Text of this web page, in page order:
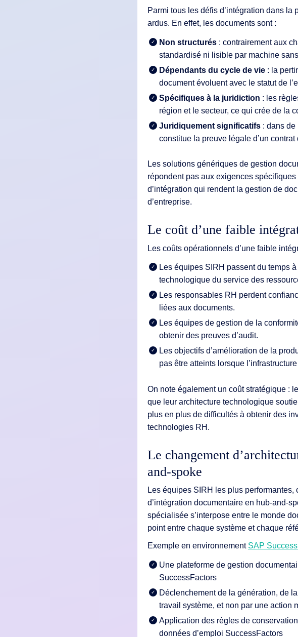
Parmi tous les défis d’intégration dans
ardus. En effet, les documents sont :
Non structurés : contrairement aux
standardisé ni lisible par machine
Dépendants du cycle de vie : la
document évoluent avec le statut de
Spécifiques à la juridiction : les
région et le secteur, ce qui crée de la
Juridiquement significatifs : dans de
constitue la preuve légale d’un
Les solutions génériques de gestion
répondent pas aux exigences
d’intégration qui rendent la gestion de
d’entreprise.
Le coût d’une faible
Les coûts opérationnels d’une faible
Les équipes SIRH passent du temps
technologique du service des
Les responsables RH perdent
liées aux documents.
Les équipes de gestion de la
obtenir des preuves d’audit.
Les objectifs d’amélioration de la
pas être atteints lorsque
On note également un coût stratégique :
que leur architecture technologique
plus en plus de difficultés à obtenir des
technologies RH.
Le changement
and-spoke
Les équipes SIRH les plus
d’intégration documentaire en hub-and-
spécialisée s’interpose entre le monde
point entre chaque système et chaque
Exemple en environnement SAP
Une plateforme de gestion
SuccessFactors
Déclenchement de la génération, de
travail système, et non par une action
Application des règles de
données d’emploi SuccessFactors